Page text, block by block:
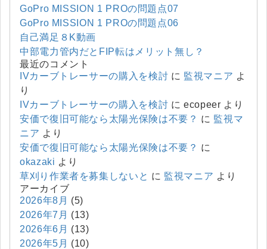
GoPro MISSION 1 PROの問題点07
GoPro MISSION 1 PROの問題点06
自己満足８K動画
中部電力管内だとFIP転はメリット無し？
最近のコメント
IVカーブトレーサーの購入を検討 に 監視マニア よ
り
IVカーブトレーサーの購入を検討 にecopeer より
安価で復旧可能なら太陽光保険は不要？ に 監視マ
ニア より
安価で復旧可能なら太陽光保険は不要？ に
okazaki より
草刈り作業者を募集しないと に 監視マニア より
アーカイブ
2026年8月 (5)
2026年7月 (13)
2026年6月 (13)
2026年5月 (10)